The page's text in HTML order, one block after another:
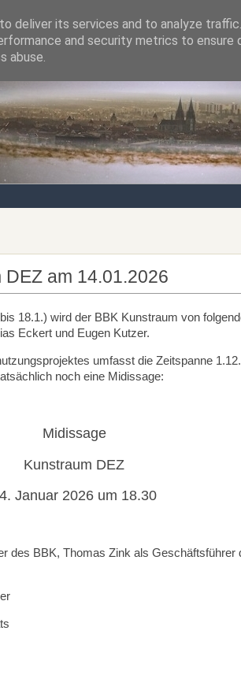
Notizen von der nördlichsten Stadt
am 14.01.2026
18.1.) wird der BBK Kunstraum von
Eckert und Eugen Kutzer.
umfasst die Zeitspanne
noch eine Midissage:
Midissage
Kunstraum DEZ
Januar 2026 um 18.30
des BBK, Thomas Zink als Geschäftsführer
deliver its services and to analyze
and security metrics to ensure
abuse.